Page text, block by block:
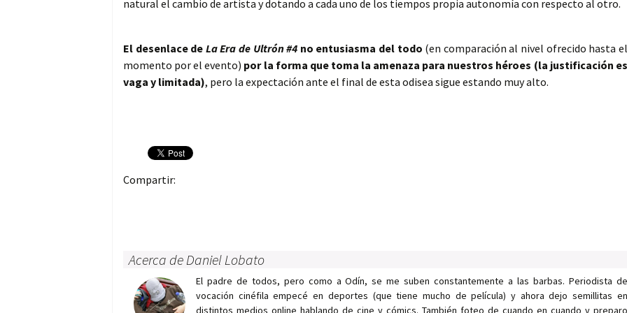
natural el cambio de artista y dotando a cada uno de los tiempos propia autonomía con respecto al otro.
El desenlace de La Era de Ultrón #4 no entusiasma del todo (en comparación al nivel ofrecido hasta el
momento por el evento) por la forma que toma la amenaza para nuestros héroes (la justificación es
vaga y limitada), pero la expectación ante el final de esta odisea sigue estando muy alto.
Compartir:
Acerca de Daniel Lobato
El padre de todos, pero como a Odín, se me suben constantemente a las barbas. Periodista de
vocación cinéfila empecé en deportes (que tiene mucho de película) y ahora dejo semillitas en
distintos medios online hablando de cine y cómics. También foteo de cuando en cuando y preparo